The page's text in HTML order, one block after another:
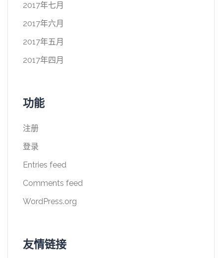
2017年七月
2017年六月
2017年五月
2017年四月
功能
注册
登录
Entries feed
Comments feed
WordPress.org
友情链接